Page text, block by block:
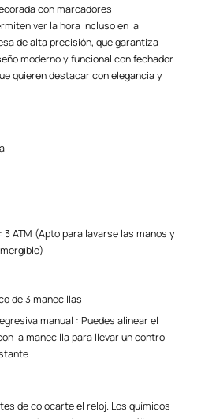
con marcadores
ver la hora incluso en la
de alta precisión, que garantiza
moderno y funcional con fechador
quieren destacar con elegancia y
3 ATM (Apto para lavarse las manos y
de 3 manecillas
manual : Puedes alinear el
la manecilla para llevar un control
de colocarte el reloj. Los químicos